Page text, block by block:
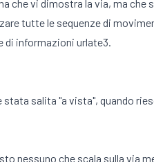
che vi dimostra la via, ma
tutte le sequenze di
di informazioni urlate3.
stata salita "a vista", quando
nessuno che scala sulla via